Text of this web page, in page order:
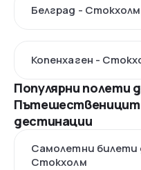
Белград - Стoкхолм
Копенхаген -
Популярни полети
дестинации
Самолетни билети
Стoкхолм